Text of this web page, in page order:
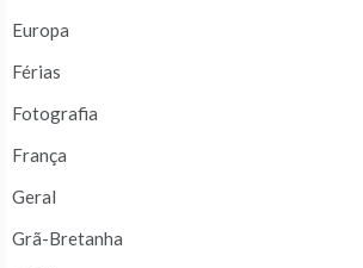
Europa
Férias
Fotografia
França
Geral
Grã-Bretanha